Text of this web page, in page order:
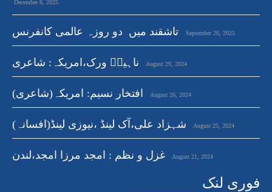
December 8, 2025
تاشقند میں دو روزہ عالمی کانفرنس September 26, 2025
ناہیدؔ ورک،امریکہ: شاعری August 29, 2024
افتخار نسیم: امریکہ(شاعری) August 26, 2024
شہزاد علی،آک لینڈ ،نیوزی لینڈ(افسانہ) August 25, 2024
غزل و نظم : امجد مرزا امجد،لندن August 21, 2024
فوری لنک